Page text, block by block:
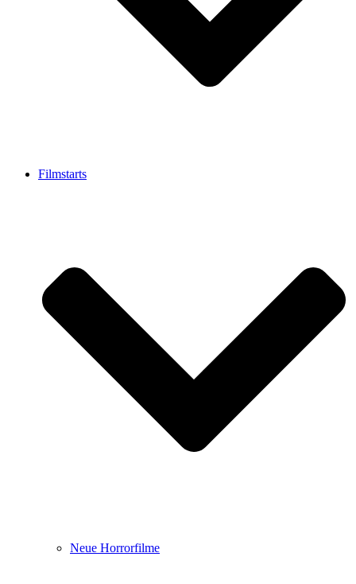
Filmstarts
Neue Horrorfilme